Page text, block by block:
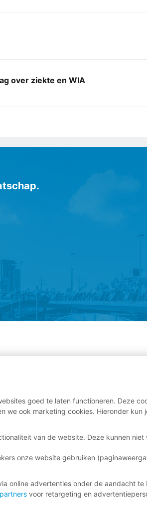
over ziekte en WIA
goed te laten functioneren. Deze
we ook marketing cookies. Hieronder
van de website. Deze kunnen niet
onze website gebruiken
online advertenties onder de aandacht
voor retargeting en